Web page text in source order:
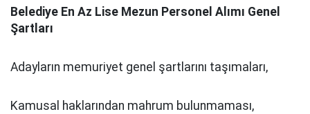
Belediye En Az Lise Mezun Personel Alımı Genel
Şartları
Adayların memuriyet genel şartlarını taşımaları,
Kamusal haklarından mahrum bulunmaması,